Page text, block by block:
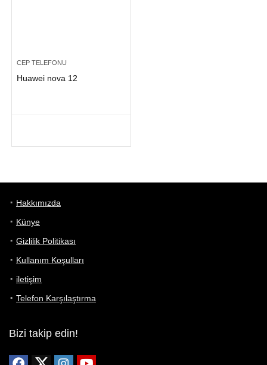
CEP TELEFONU
Huawei nova 12
Hakkımızda
Künye
Gizlilik Politikası
Kullanım Koşulları
iletişim
Telefon Karşılaştırma
Bizi takip edin!